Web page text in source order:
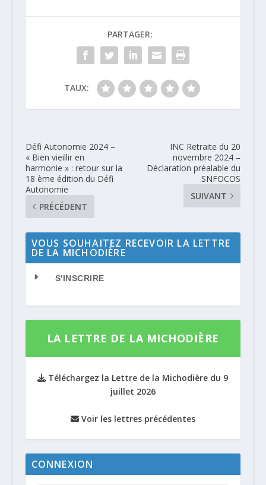
PARTAGER:
TAUX:
Défi Autonomie 2024 –
« Bien vieillir en
harmonie » : retour sur la
18 ème édition du Défi
Autonomie
PRÉCÉDENT
INC Retraite du 20
novembre 2024 –
Déclaration préalable du
SNFOCOS
SUIVANT
VOUS SOUHAITEZ RECEVOIR LA LETTRE
DE LA MICHODIÈRE
S'INSCRIRE
LA LETTRE DE LA MICHODIÈRE
Téléchargez la Lettre de la Michodière du 9
juillet 2026
Voir les lettres précédentes
CONNEXION